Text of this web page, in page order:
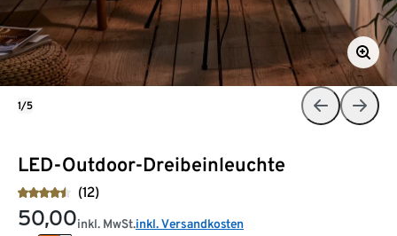
LED-Outdoor-Dreibeinleuchte
(12)
50,00inkl. MwSt.inkl. Versandkosten
1/5